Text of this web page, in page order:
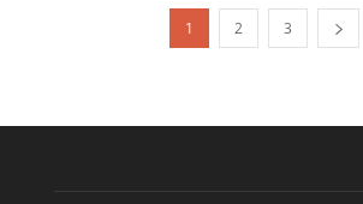
1 2 3